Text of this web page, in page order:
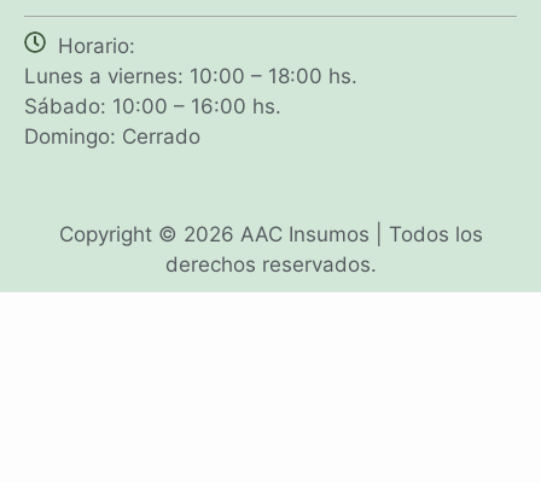
Horario:
Lunes a viernes: 10:00 – 18:00 hs.
Sábado: 10:00 – 16:00 hs.
Domingo: Cerrado
Copyright © 2026 AAC Insumos | Todos los
derechos reservados.